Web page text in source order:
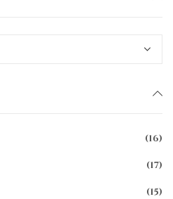
(16)
(17)
(15)